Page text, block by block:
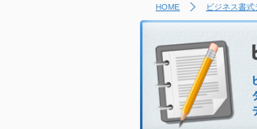
HOME ビジネス書式